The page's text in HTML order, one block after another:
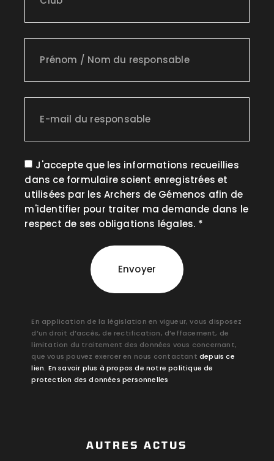
J'accepte que les informations recueillies
dans ce formulaire soient enregistrées et
utilisées par les Archers de Gémenos afin de
m'identifier pour traiter ma demande dans le
respect de ses obligations légales. *
Envoyer
En application de la législation en vigueur, vous disposez
d’un droit d’accès, de rectification, d’effacement, de
limitation du traitement des données vous concernant,
que vous pouvez exercer en nous contactant depuis ce
lien. En savoir plus à propos de notre politique de
protection des données personnelles
AUTRES ACTUS